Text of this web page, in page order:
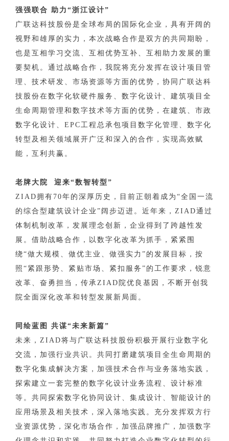
强强联合 助力“浙江设计”
广联达科技股份是全球布局的国际化企业，具有开阔的
视野和雄厚的实力，本次战略合作是双方的共同期盼，
也是互相学习交流、互相优势互补、互相助力发展的重
要契机。通过战略合作，我院将充分发挥在设计项目管
理、技术研发、市场资源等方面的优势，协同广联达科
技股份在数字化软硬件服务、数字化设计、建筑项目全
生命周期管理和数字技术等方面的优势，在建筑、市政
数字化设计、EPC工程总承包项目数字化管理、数字化
转型及相关领域展开广泛和深入的合作，实现高效赋
能，互利共赢。
老牌大院 迎来“数智转型”
ZIAD拥有70年的深厚历史，目前正朝着成为“全国一流
的综合型建筑设计企业”阔步迈进。近年来，ZIAD通过
体制机制改革，发展理念创新，企业得到了跨越性发
展。借助战略合作，以数字化改革为抓手，紧紧围
绕“做大规模、做优主业、做强实力”的发展目标，按
照“紧跟形势、紧贴市场、紧扣服务”的工作要求，锐意
改革、奋勇担当，传承ZIAD院优良基因，不断开创我
院全面深化改革和转型发展新局面。
同绘蓝图 共谋“未来新篇”
未来，ZIAD将与广联达科技股份积极开展行业数字化
交流，加强行业共识。共同打磨建筑项目全生命周期的
数字化集成解决方案，加强技术合作与业务落地实践，
探索建立一套完整的数字化设计业务流程、设计标准
等。共同探索数字化协同设计、集成设计、智能设计的
应用场景及相关技术，深入落地实践。充分发挥双方行
业资源优势，深化市场合作，加强品牌推广，加强数字